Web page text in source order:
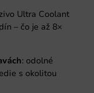
Ultra Coolant
– čo je až 8×
: odolné
s okolitou